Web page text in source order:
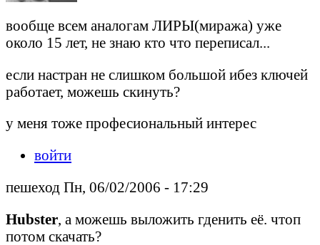
вообще всем аналогам ЛИРЫ(миража) уже
около 15 лет, не знаю кто что переписал...
если настран не слишком большой ибез ключей
работает, можешь скинуть?
у меня тоже професиональный интерес
войти
пешеход Пн, 06/02/2006 - 17:29
Hubster, а можешь выложить гденить её. чтоп
потом скачать?